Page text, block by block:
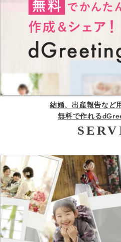
結婚、出産報告など
無料で作れる